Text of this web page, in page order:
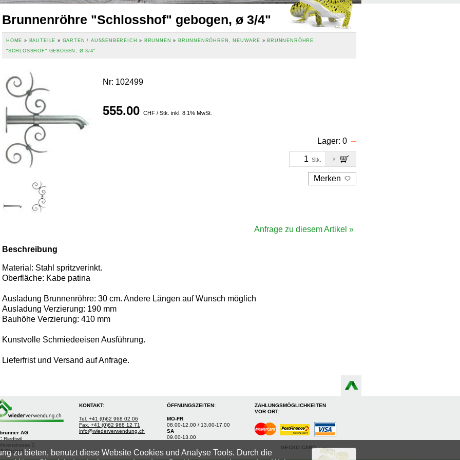
Brunnenröhre "Schlosshof" gebogen, ø 3/4"
HOME » BAUTEILE » GARTEN / AUSSENBEREICH » BRUNNEN » BRUNNENRÖHREN, NEUWARE » BRUNNENRÖHRE
"SCHLOSSHOF" GEBOGEN, Ø 3/4"
Nr: 102499
555.00 CHF / Stk. inkl. 8.1% MwSt.
Lager: 0
Stk.
Merken
Anfrage zu diesem Artikel »
Beschreibung
Material: Stahl spritzverinkt.
Oberfläche: Kabe patina
Ausladung Brunnenröhre: 30 cm. Andere Längen auf Wunsch möglich
Ausladung Verzierung: 190 mm
Bauhöhe Verzierung: 410 mm
Kunstvolle Schmiedeeisen Ausführung.
Lieferfrist und Versand auf Anfrage.
AG
Riedtwil
2
Riedtwil
KONTAKT:
Tel. +41 (0)62 968 02 06
Fax. +41 (0)62 968 12 71
info@wiederverwendung.ch
ÖFFNUNGSZEITEN:
MO-FR
08.00-12.00 / 13.00-17.00
SA
09.00-13.00
ZAHLUNGSMÖGLICHKEITEN
VOR ORT:
GECKO CARD
OK
zu bieten, benutzt diese Website Cookies und Analyse Tools. Durch die